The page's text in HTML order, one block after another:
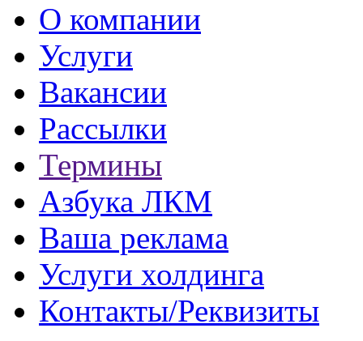
О компании
Услуги
Вакансии
Рассылки
Термины
Азбука ЛКМ
Ваша реклама
Услуги холдинга
Контакты/Реквизиты